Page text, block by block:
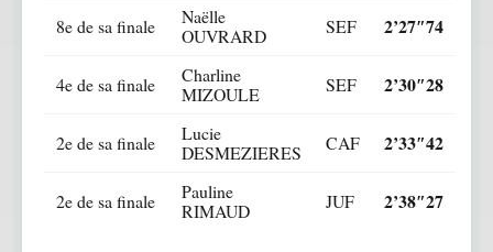
8e de sa finale
Naëlle
OUVRARD
SEF 2’27″74
4e de sa finale
Charline
MIZOULE
SEF 2’30″28
2e de sa finale
Lucie
DESMEZIERES
CAF 2’33″42
2e de sa finale
Pauline
RIMAUD
JUF 2’38″27